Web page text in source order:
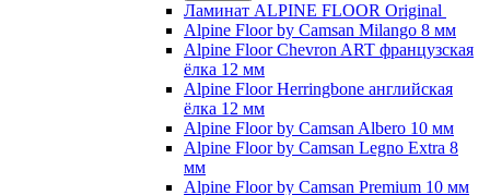
Ламинат ALPINE FLOOR Original
Alpine Floor by Camsan Milango 8 мм
Alpine Floor Chevron ART французская
ёлка 12 мм
Alpine Floor Herringbone английская
ёлка 12 мм
Alpine Floor by Camsan Albero 10 мм
Alpine Floor by Camsan Legno Extra 8
мм
Alpine Floor by Camsan Premium 10 мм